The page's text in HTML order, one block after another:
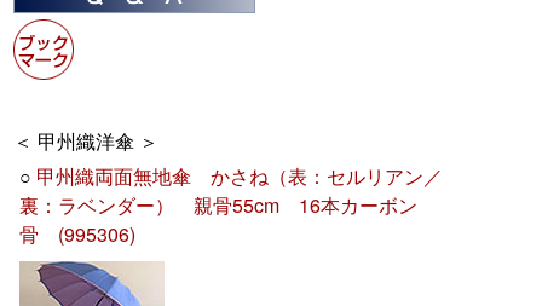
＜ 甲州織洋傘 ＞
○ 甲州織両面無地傘 かさね（表：セルリアン／
裏：ラベンダー） 親骨55cm 16本カーボン
骨 (995306)